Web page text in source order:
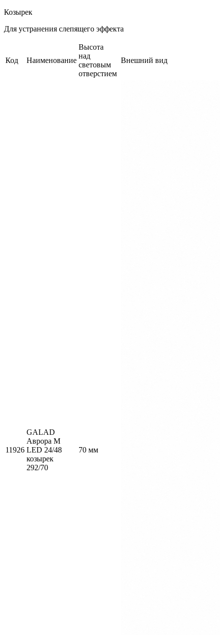
Козырек
Для устранения слепящего эффекта
Код Наименование
Высота
над
световым
отверстием
Внешний вид
11926
GALAD
Аврора М
LED 24/48
козырек
292/70
70 мм